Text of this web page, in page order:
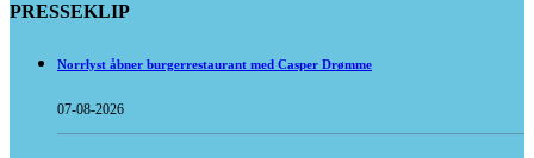
PRESSEKLIP
Norrlyst åbner burgerrestaurant med Casper Drømme
07-08-2026